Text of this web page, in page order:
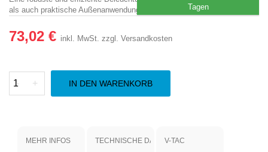
als auch praktische Außenanwendungen.
Tagen
73,02 € inkl. MwSt. zzgl. Versandkosten
- + IN DEN WARENKORB
MEHR INFOS TECHNISCHE DATENV-TAC